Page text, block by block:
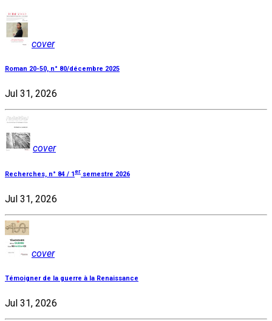
cover
Roman 20-50, n° 80/décembre 2025
Jul 31, 2026
cover
Recherches, n° 84 / 1 er semestre 2026
Jul 31, 2026
cover
Témoigner de la guerre à la Renaissance
Jul 31, 2026